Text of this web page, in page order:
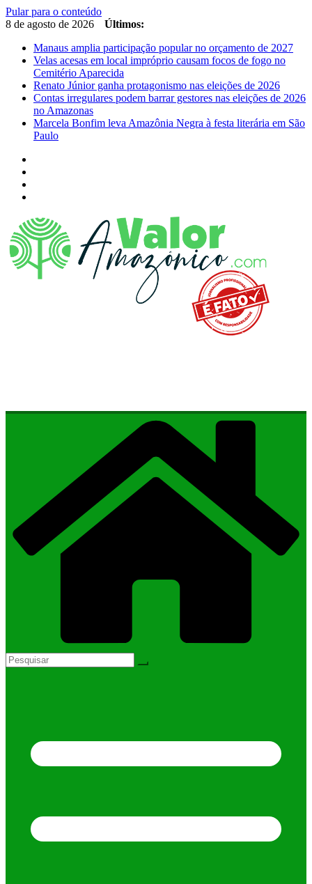
Pular para o conteúdo
8 de agosto de 2026
Últimos:
Manaus amplia participação popular no orçamento de 2027
Velas acesas em local impróprio causam focos de fogo no
Cemitério Aparecida
Renato Júnior ganha protagonismo nas eleições de 2026
Contas irregulares podem barrar gestores nas eleições de 2026
no Amazonas
Marcela Bonfim leva Amazônia Negra à festa literária em São
Paulo